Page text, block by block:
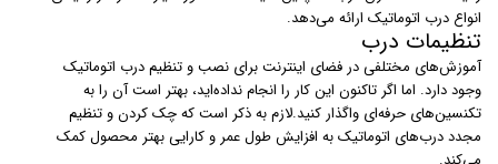
انواع درب اتوماتیک ارائه می‌دهد.
تنظیمات درب
آموزش‌های مختلفی در فضای اینترنت برای نصب و تنظیم درب اتوماتیک
وجود دارد. اما اگر تاکنون این کار را انجام نداده‌اید، بهتر است آن را به
تکنسین‌های حرفه‌ای واگذار کنید.لازم به ذکر است که چک کردن و تنظیم
مجدد درب‌های اتوماتیک به افزایش طول عمر و کارایی بهتر محصول کمک